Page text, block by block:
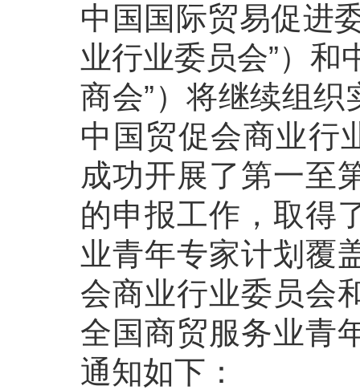
中国国际贸易促进
业行业委员会”）和
商会”）将继续组
中国贸促会商业行
成功开展了第一至
的申报工作，取得
业青年专家计划覆
会商业行业委员会
全国商贸服务业青
通知如下：